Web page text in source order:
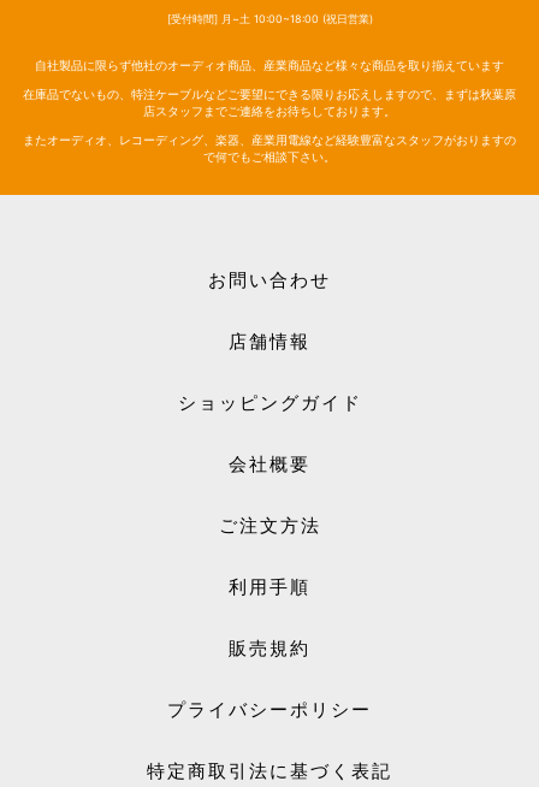
[受付時間] 月~土 10:00~18:00 (祝日営業)
自社製品に限らず他社のオーディオ商品、産業商品など様々な商品を取り揃えています
在庫品でないもの、特注ケーブルなどご要望にできる限りお応えしますので、まずは秋葉原
店スタッフまでご連絡をお待ちしております。
またオーディオ、レコーディング、楽器、産業用電線など経験豊富なスタッフがおりますの
で何でもご相談下さい。
お問い合わせ
店舗情報
ショッピングガイド
会社概要
ご注文方法
利用手順
販売規約
プライバシーポリシー
特定商取引法に基づく表記